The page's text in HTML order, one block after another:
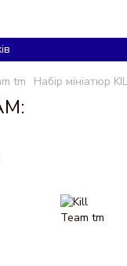
tm Набір мініатюр